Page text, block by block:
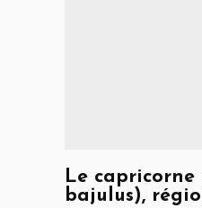
Le
bajulus),